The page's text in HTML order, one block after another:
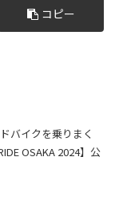
コピー
バイクを乗りまく
OSAKA 2024】公